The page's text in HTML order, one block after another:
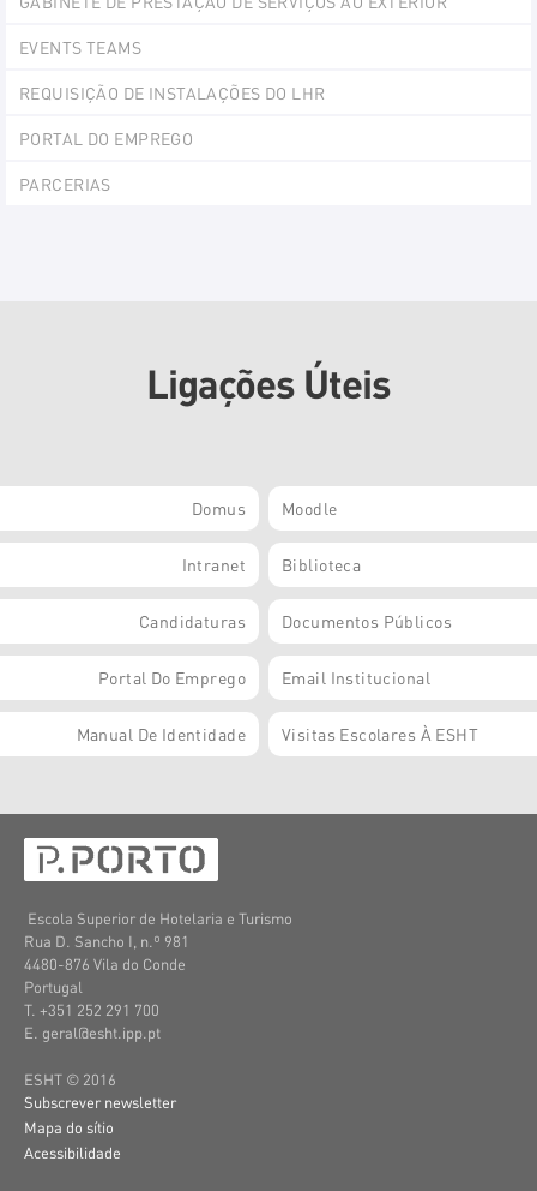
EVENTS TEAMS
REQUISIÇÃO DE INSTALAÇÕES DO LHR
PORTAL DO EMPREGO
PARCERIAS
Ligações Úteis
Domus Moodle
Intranet Biblioteca
Candidaturas Documentos Públicos
Portal Do Emprego Email Institucional
Manual De Identidade Visitas Escolares À ESHT
Escola Superior de Hotelaria e Turismo
Rua D. Sancho I, n.º 981
4480-876 Vila do Conde
Portugal
T. +351 252 291 700
E. geral@esht.ipp.pt
ESHT © 2016
Subscrever newsletter
Mapa do sítio
Acessibilidade